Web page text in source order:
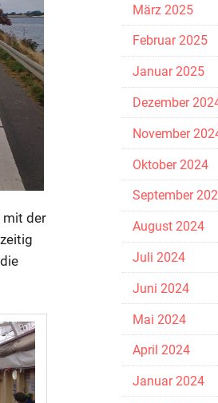
mit der
März 2025
Februar 2025
Januar 2025
Dezember
November
Oktober 2024
September
August 2024
Juli 2024
Juni 2024
Mai 2024
April 2024
Januar 2024